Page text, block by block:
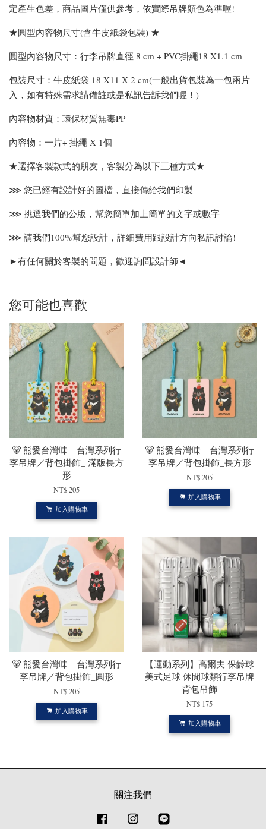
定產生色差，商品圖片僅供參考，依實際吊牌顏色為準喔!
★圓型內容物尺寸(含牛皮紙袋包裝) ★
圓型內容物尺寸：行李吊牌直徑 8 cm + PVC掛繩18 X1.1 cm
包裝尺寸：牛皮紙袋 18 X11 X 2 cm(一般出貨包裝為一包兩片
入，如有特殊需求請備註或是私訊告訴我們喔！)
內容物材質：環保材質無毒PP
內容物：一片+ 掛繩 X 1個
★選擇客製款式的朋友，客製分為以下三種方式★
⋙ 您已經有設計好的圖檔，直接傳給我們印製
⋙ 挑選我們的公版，幫您簡單加上簡單的文字或數字
⋙ 請我們100%幫您設計，詳細費用跟設計方向私訊討論!
►有任何關於客製的問題，歡迎詢問設計師◄
您可能也喜歡
🐻 熊愛台灣味｜台灣系列行
李吊牌／背包掛飾_ 滿版長方
形
NT$ 205
加入購物車
🐻 熊愛台灣味｜台灣系列行
李吊牌／背包掛飾_長方形
NT$ 205
加入購物車
🐻 熊愛台灣味｜台灣系列行
李吊牌／背包掛飾_圓形
NT$ 205
加入購物車
【運動系列】高爾夫 保齡球
美式足球 休閒球類行李吊牌
背包吊飾
NT$ 175
加入購物車
關注我們
Facebook Instagram